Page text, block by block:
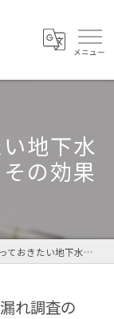
地下水
の効果
下水漏れ調査の最新技術とその効果
れ調査の